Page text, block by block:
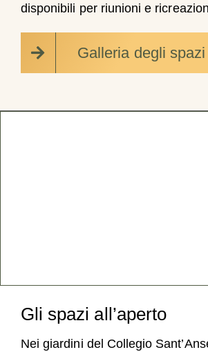
disponibili per riunioni e
Galleria degli
Gli spazi all’aperto
Nei giardini del Collegio